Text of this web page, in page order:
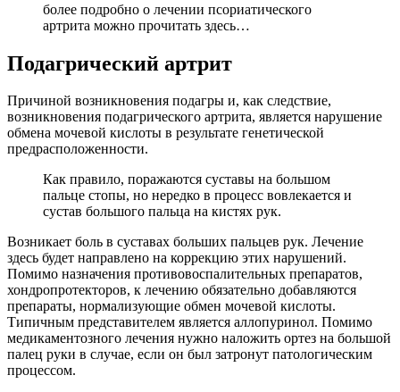
более подробно о лечении псориатического
артрита можно прочитать здесь…
Подагрический артрит
Причиной возникновения подагры и, как следствие,
возникновения подагрического артрита, является нарушение
обмена мочевой кислоты в результате генетической
предрасположенности.
Как правило, поражаются суставы на большом
пальце стопы, но нередко в процесс вовлекается и
сустав большого пальца на кистях рук.
Возникает боль в суставах больших пальцев рук. Лечение
здесь будет направлено на коррекцию этих нарушений.
Помимо назначения противовоспалительных препаратов,
хондропротекторов, к лечению обязательно добавляются
препараты, нормализующие обмен мочевой кислоты.
Типичным представителем является аллопуринол. Помимо
медикаментозного лечения нужно наложить ортез на большой
палец руки в случае, если он был затронут патологическим
процессом.